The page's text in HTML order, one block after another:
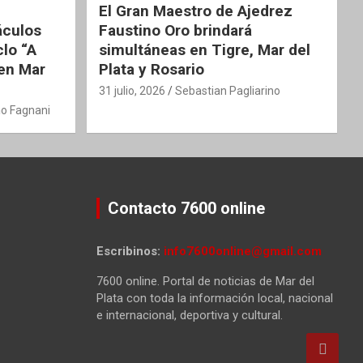
“A
Mar
Fagnani
El Gran Maestro de Ajedrez
Faustino Oro brindará
simultáneas en Tigre, Mar del
Plata y Rosario
31 julio, 2026 Sebastian Pagliarino
Contacto 7600 online
Escribinos: info7600online@gmail.com
7600 online. Portal de noticias de Mar del
Plata con toda la información local, nacional
e internacional, deportiva y cultural.